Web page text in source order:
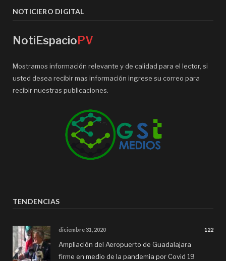
NOTICIERO DIGITAL
NotiEspacioPV
Mostramos información relevante y de calidad para el lector, si
usted desea recibir mas información ingrese su correo para
recibir nuestras publicaciones.
TENDENCIAS
diciembre 31, 2020 122
Ampliación del Aeropuerto de Guadalajara
firme en medio de la pandemia por Covid 19